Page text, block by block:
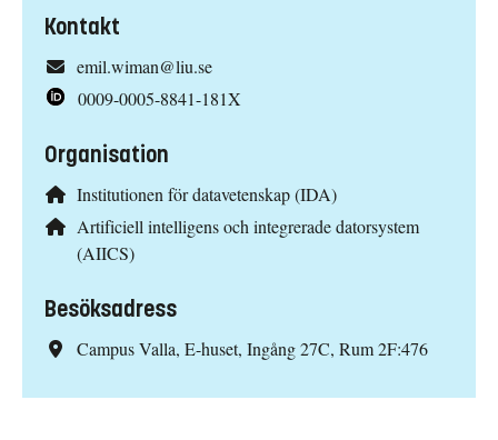
Kontakt
emil.wiman@liu.se
0009-0005-8841-181X
Organisation
Institutionen för datavetenskap (IDA)
Artificiell intelligens och integrerade datorsystem
(AIICS)
Besöksadress
Campus Valla, E-huset, Ingång 27C, Rum 2F:476